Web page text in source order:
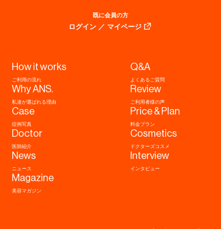
既に会員の方
ログイン ／ マイページ
How it works
ご利用の流れ
Q&A
よくあるご質問
Why ANS.
私達が選ばれる理由
Review
ご利用者様の声
Case
症例写真
Price & Plan
料金プラン
Doctor
医師紹介
Cosmetics
ドクターズコスメ
News
ニュース
Interview
インタビュー
Magazine
美容マガジン